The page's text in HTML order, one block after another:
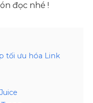
đọc nhé !
tối ưu hóa Link